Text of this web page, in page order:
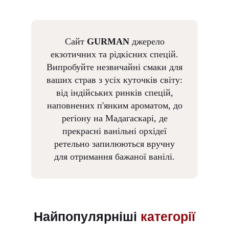
Сайт GURMANджерело
екзотичних та рідкісних спецій.
Випробуйте незвичайні смаки для
ваших страв з усіх куточків світу:
від індійських ринків спецій,
наповнених п'янким ароматом, до
регіону на Мадагаскарі, де
прекрасні ванільні орхідеї
ретельно запилюються вручну
для отримання бажаної ванілі.
Найпопулярніші категорії